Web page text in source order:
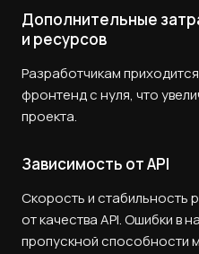
Дополнительные
и ресурсов
Разработчикам
фронтенд с нуля, что
проекта.
Зависимость от API
Скорость и стабильность
от качества API. Ошибки в
пропускной способности